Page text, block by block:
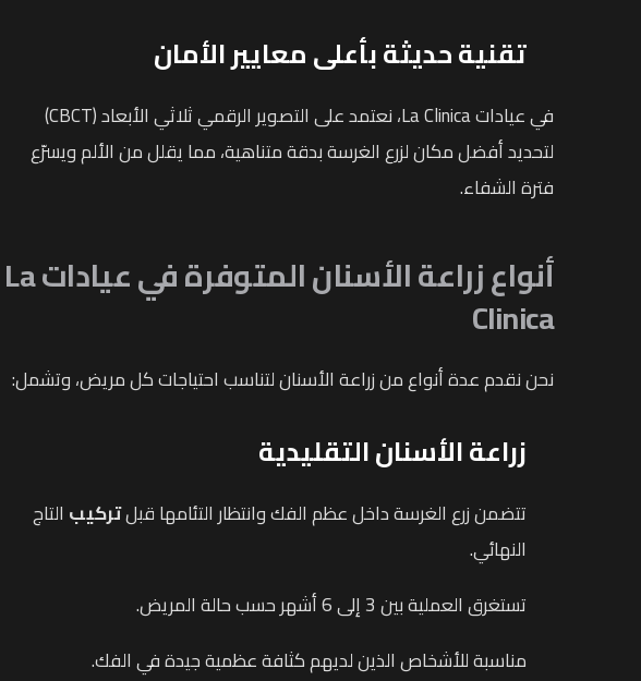
تقنية حديثة بأعلى معايير الأمان
في عيادات La Clinica، نعتمد على التصوير الرقمي ثلاثي الأبعاد (CBCT)
لتحديد أفضل مكان لزرع الغرسة بدقة متناهية، مما يقلل من الألم ويسرّع
فترة الشفاء.
أنواع زراعة الأسنان المتوفرة في عياداتLa
Clinica
نحن نقدم عدة أنواع من زراعة الأسنان لتناسب احتياجات كل مريض، وتشمل:
زراعة الأسنان التقليدية
تتضمن زرع الغرسة داخل عظم الفك وانتظار التئامها قبلتركيب التاج
النهائي.
تستغرق العملية بين 3 إلى 6 أشهر حسب حالة المريض.
مناسبة للأشخاص الذين لديهم كثافة عظمية جيدة في الفك.